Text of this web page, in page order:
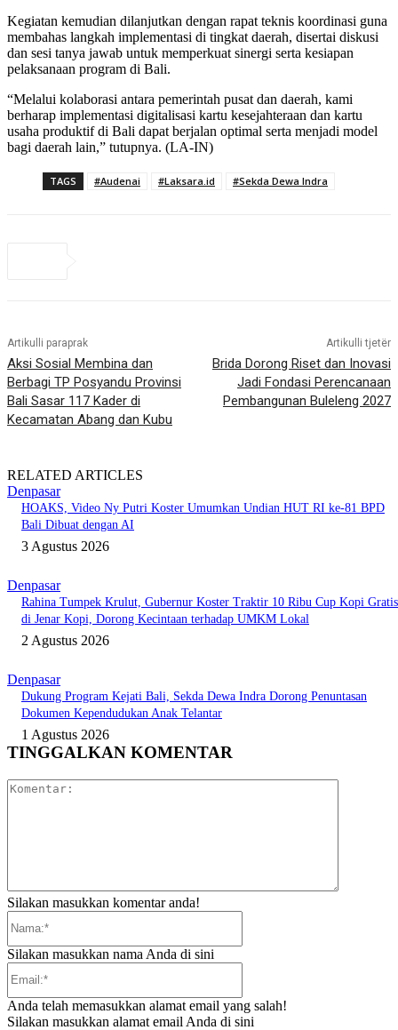
Kegiatan kemudian dilanjutkan dengan rapat teknis koordinasi guna
membahas langkah implementasi di tingkat daerah, disertai diskusi
dan sesi tanya jawab untuk memperkuat sinergi serta kesiapan
pelaksanaan program di Bali.
“Melalui kolaborasi antara pemerintah pusat dan daerah, kami
berharap implementasi digitalisasi kartu kesejahteraan dan kartu
usaha produktif di Bali dapat berjalan optimal serta menjadi model
bagi daerah lain,” tutupnya. (LA-IN)
TAGS #Audenai #Laksara.id #Sekda Dewa Indra
Artikulli paraprak
Aksi Sosial Membina dan
Berbagi TP Posyandu Provinsi
Bali Sasar 117 Kader di
Kecamatan Abang dan Kubu
Artikulli tjetër
Brida Dorong Riset dan Inovasi
Jadi Fondasi Perencanaan
Pembangunan Buleleng 2027
RELATED ARTICLES
Denpasar
HOAKS, Video Ny Putri Koster Umumkan Undian HUT RI ke-81 BPD
Bali Dibuat dengan AI
3 Agustus 2026
Denpasar
Rahina Tumpek Krulut, Gubernur Koster Traktir 10 Ribu Cup Kopi Gratis
di Jenar Kopi, Dorong Kecintaan terhadap UMKM Lokal
2 Agustus 2026
Denpasar
Dukung Program Kejati Bali, Sekda Dewa Indra Dorong Penuntasan
Dokumen Kependudukan Anak Telantar
1 Agustus 2026
TINGGALKAN KOMENTAR
Silakan masukkan komentar anda!
Silakan masukkan nama Anda di sini
Anda telah memasukkan alamat email yang salah!
Silakan masukkan alamat email Anda di sini